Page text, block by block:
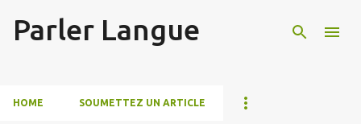
Parler Langue
HOME SOUMETTEZ UN ARTICLE